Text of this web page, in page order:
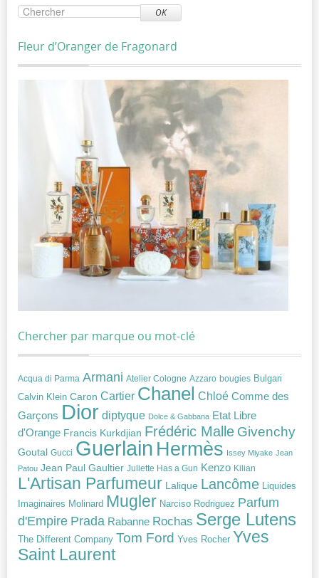
OK
Fleur d’Oranger de Fragonard
Chercher par marque ou mot-clé
Acqua di Parma Armani Atelier Cologne Azzaro bougies Bulgari
Calvin Klein Caron Cartier Chanel Chloé Comme des
Garçons Dior diptyque Dolce & Gabbana Etat Libre
d'Orange Francis Kurkdjian Frédéric Malle Givenchy
Goutal Gucci Guerlain Hermès Issey Miyake Jean
Patou Jean Paul Gaultier Juliette Has a Gun Kenzo Kilian
L'Artisan Parfumeur Lalique Lancôme Liquides
Imaginaires Molinard Mugler Narciso Rodriguez Parfum
d'Empire Prada Rabanne Rochas Serge Lutens
The Different Company Tom Ford Yves Rocher Yves
Saint Laurent